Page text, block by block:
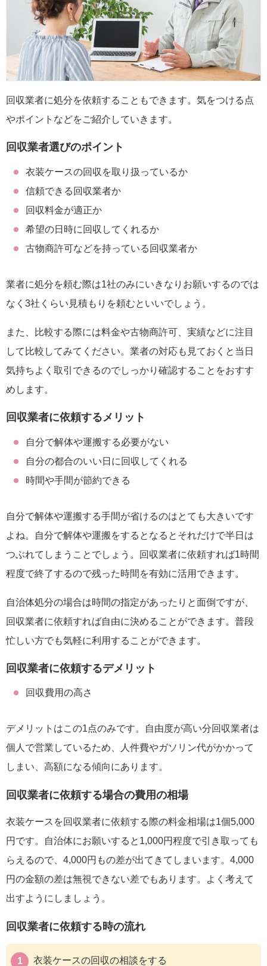
回収業者に処分を依頼することもできます。気をつける点
やポイントなどをご紹介していきます。
回収業者選びのポイント
衣装ケースの回収を取り扱っているか
信頼できる回収業者か
回収料金が適正か
希望の日時に回収してくれるか
古物商許可などを持っている回収業者か
業者に処分を頼む際は1社のみにいきなりお願いするのでは
なく3社くらい見積もりを頼むといいでしょう。
また、比較する際には料金や古物商許可、実績などに注目
して比較してみてください。業者の対応も見ておくと当日
気持ちよく取引できるのでしっかり確認することをおすす
めします。
回収業者に依頼するメリット
自分で解体や運搬する必要がない
自分の都合のいい日に回収してくれる
時間や手間が節約できる
自分で解体や運搬する手間が省けるのはとても大きいです
よね。自分で解体や運搬をするとなるとそれだけで半日は
つぶれてしまうことでしょう。回収業者に依頼すれば1時間
程度で終了するので残った時間を有効に活用できます。
自治体処分の場合は時間の指定があったりと面倒ですが、
回収業者に依頼すれば自由に決めることができます。普段
忙しい方でも気軽に利用することができます。
回収業者に依頼するデメリット
回収費用の高さ
デメリットはこの1点のみです。自由度が高い分回収業者は
個人で営業しているため、人件費やガソリン代がかかって
しまい、高額になる傾向にあります。
回収業者に依頼する場合の費用の相場
衣装ケースを回収業者に依頼する際の料金相場は1個5,000
円です。自治体にお願いすると1,000円程度で引き取っても
らえるので、4,000円もの差が出てきてしまいます。4,000
円の金額の差は無視できない差でもあります。よく考えて
出すようにしましょう。
回収業者に依頼する時の流れ
衣装ケースの回収の相談をする